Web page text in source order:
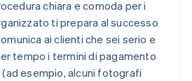
chiara e comoda per i
ti prepara al successo
ai clienti che sei serio e
tempo i termini di pagamento
esempio, alcuni fotografi